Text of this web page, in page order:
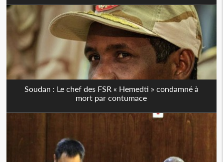
Soudan : Le chef des FSR « Hemedti » condamné à
mort par contumace